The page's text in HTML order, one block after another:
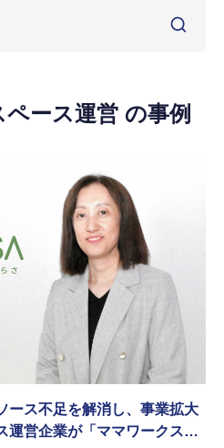
ース運営 の事例
ース不足を解消し、事業拡大
運営企業が「ママワークス」